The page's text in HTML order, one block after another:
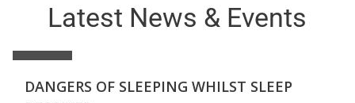
Latest News & Events
18
DANGERS OF SLEEPING WHILST SLEEP